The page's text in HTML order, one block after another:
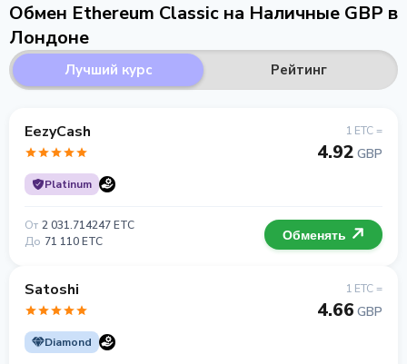
Обмен Ethereum Classic на Наличные GBP в
Лондоне
Лучший курс Рейтинг
EezyCash
Platinum
1 ETC =
4.92 GBP
От 2 031.714247 ETC
До 71 110 ETC Обменять
Satoshi
Diamond
1 ETC =
4.66 GBP